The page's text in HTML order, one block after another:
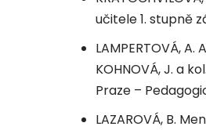
učitele 1. stupně
LAMPERTOVÁ,
KOHNOVÁ, J. a
Praze –
LAZAROVÁ, B.